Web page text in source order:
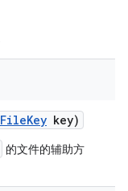
FileKey key)
的文件的辅助方